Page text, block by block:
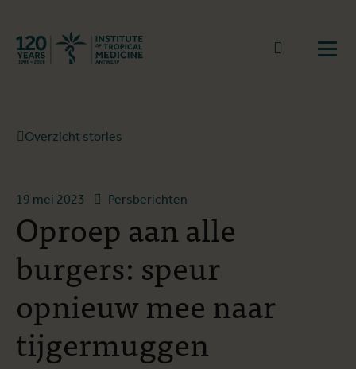
Terug naar start
Naar
Overzicht stories
19 mei 2023 Persberichten
Oproep aan alle
burgers: speur
opnieuw mee naar
tijgermuggen